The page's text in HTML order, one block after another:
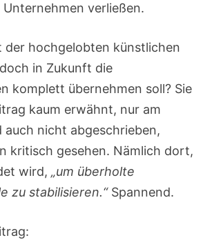
verließen.
der hochgelobten künstlichen
in Zukunft die
komplett übernehmen soll? Sie
kaum erwähnt, nur am
auch nicht abgeschrieben,
kritisch gesehen. Nämlich dort,
wird,„um überholte
zu stabilisieren.“Spannend.